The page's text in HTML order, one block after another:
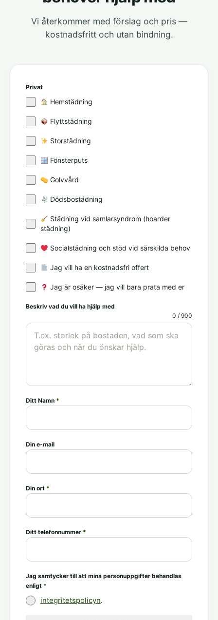
Vi återkommer med förslag och pris —
kostnadsfritt och utan bindning.
Privat
Hemstädning
Flyttstädning
Storstädning
Fönsterputs
Golvvård
Dödsbostädning
Städning vid samlarsyndrom (hoarder
städning)
Socialstädning och stöd vid särskilda behov
Jag vill ha en kostnadsfri offert
Jag är osäker — jag vill bara prata med er
Beskriv vad du vill ha hjälp med
0 / 900
Ditt Namn *
Din e-mail
Din ort *
Ditt telefonnummer *
Jag samtycker till att mina personuppgifter behandlas
enligt *
integritetspolicyn.